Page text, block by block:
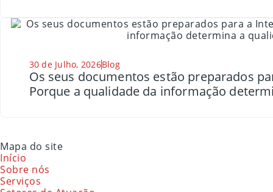
30 de Julho, 2026Blog
Os seus documentos estão preparados
Porque a qualidade da informação
Mapa do site
Início
Sobre nós
Serviços